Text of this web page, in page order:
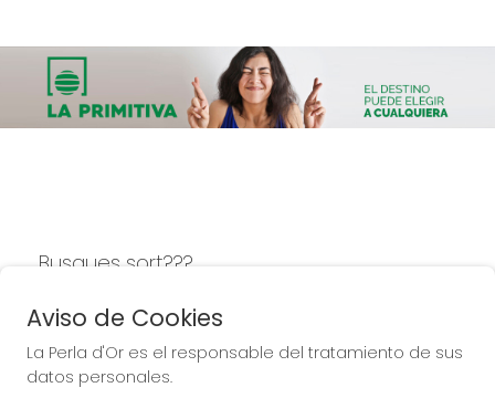
Busques sort???
LA PERLA D'OR
Aviso de Cookies
La Perla d'Or es el responsable del tratamiento de sus
datos personales.